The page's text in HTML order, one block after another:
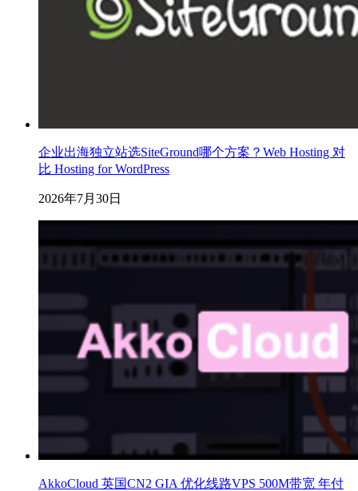
企业出海独立站选SiteGround哪个方案？Web Hosting 对
比 Hosting for WordPress
2026年7月30日
AkkoCloud 英国CN2 GIA 优化线路VPS 500M带宽 年付